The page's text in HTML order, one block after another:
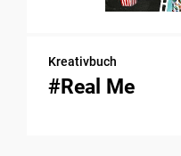
Kreativbuch
#Real Me